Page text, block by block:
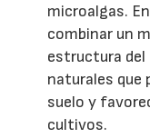
microalgas.
combinar un
estructura del
naturales que
suelo y
cultivos.